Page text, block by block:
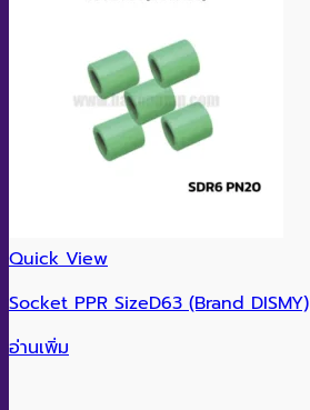
Quick View
Socket PPR SizeD63 (Brand DISMY)
อ่านเพิ่ม